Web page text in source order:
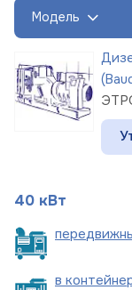
Модель
40 кВт
пере
в